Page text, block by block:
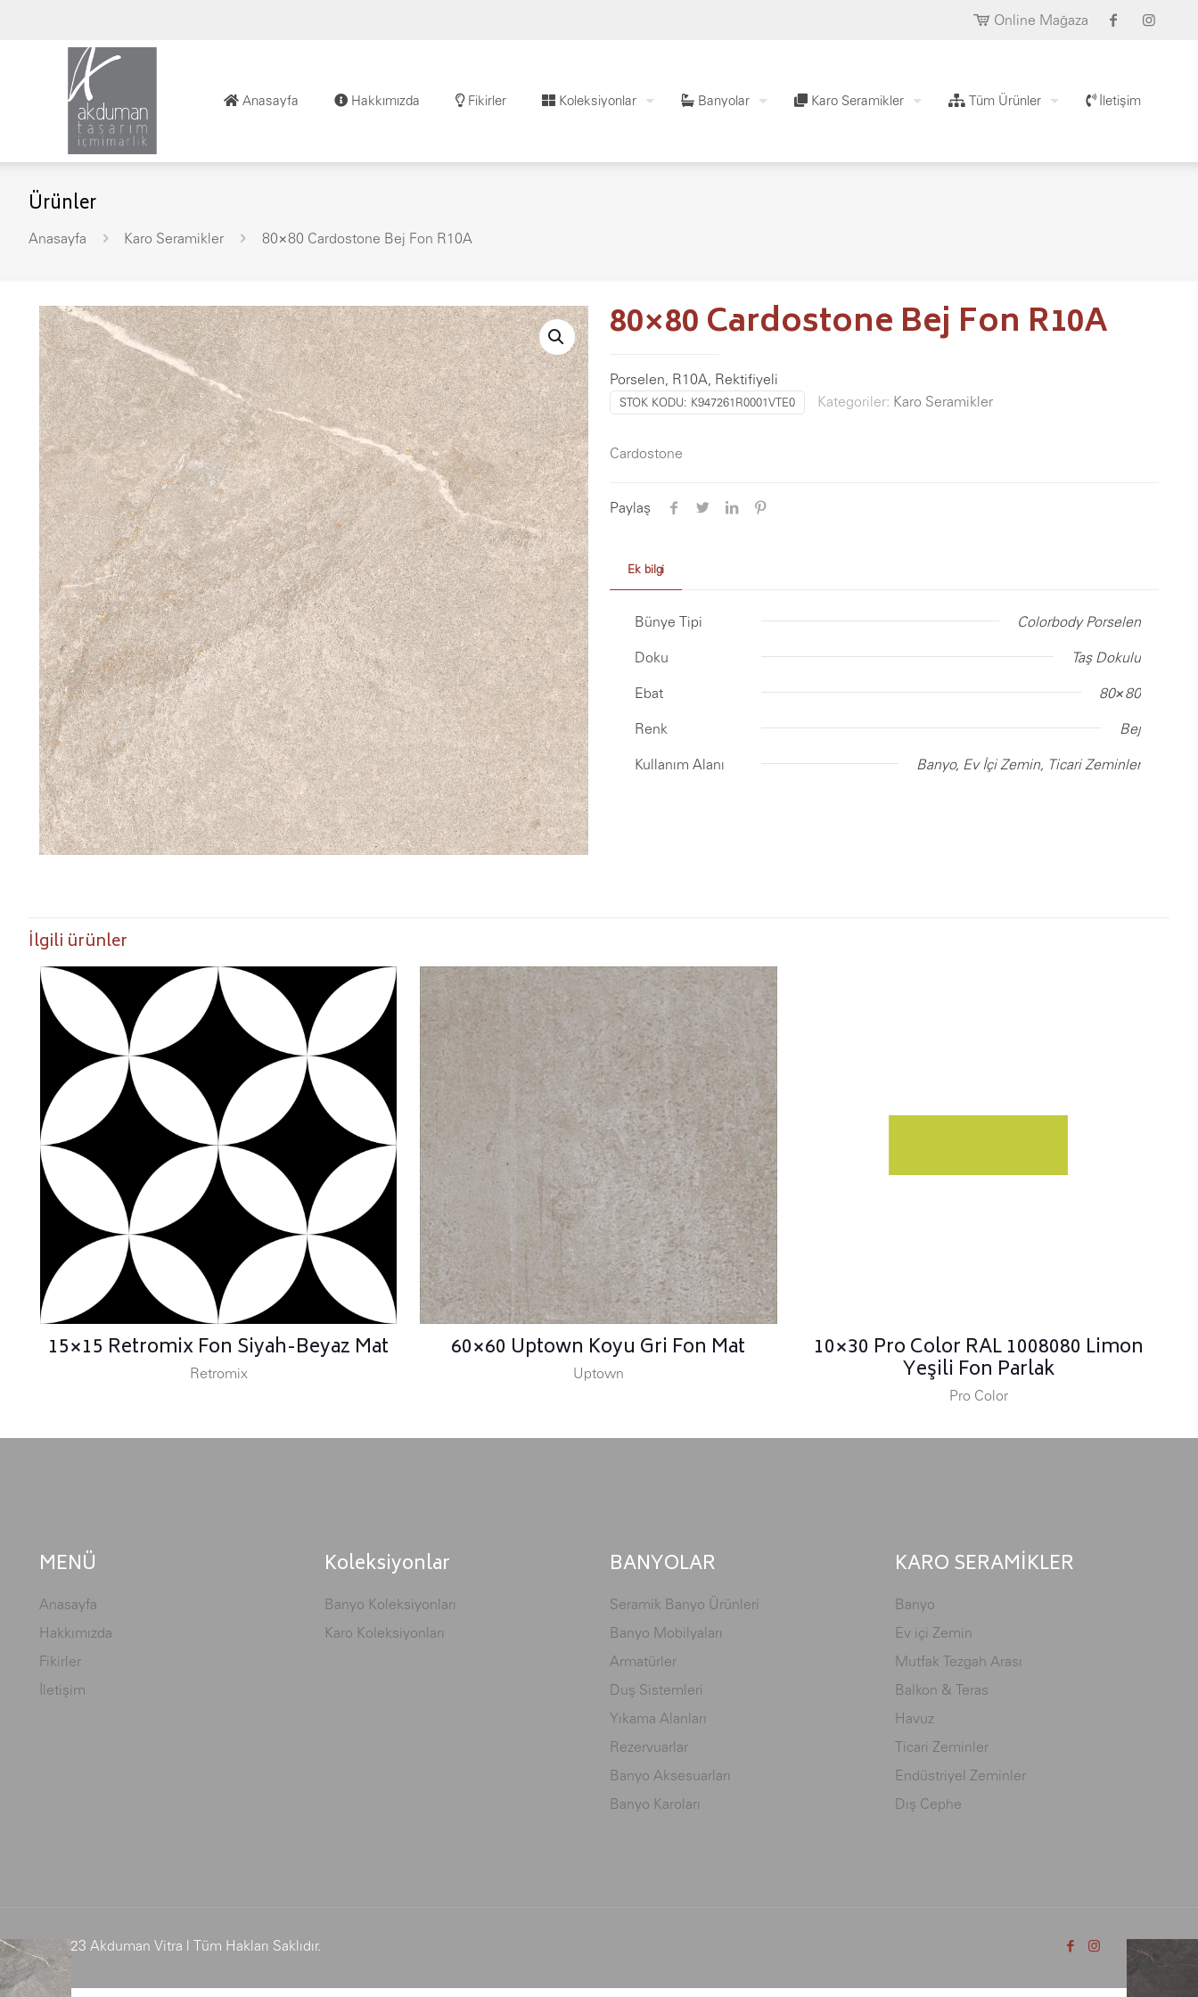
Online Mağaza
Anasayfa Hakkımızda Fikirler Koleksiyonlar Banyolar Karo Seramikler Tüm Ürünler İletişim
Ürünler
Anasayfa Karo Seramikler 80×80 Cardostone Bej Fon R10A
80×80 Cardostone Bej Fon R10A
Porselen, R10A, Rektifiyeli
STOK KODU: K947261R0001VTE0 Kategoriler: Karo Seramikler
Cardostone
Paylaş
Ek bilgi
Bünye Tipi Colorbody Porselen
Doku Taş Dokulu
Ebat 80×80
Renk Bej
Kullanım Alanı Banyo, Ev İçi Zemin, Ticari Zeminler
İlgili ürünler
15×15 Retromix Fon Siyah-Beyaz Mat
Retromix
60×60 Uptown Koyu Gri Fon Mat
Uptown
10×30 Pro Color RAL 1008080 Limon
Yeşili Fon Parlak
Pro Color
MENÜ
Anasayfa
Hakkımızda
Fikirler
İletişim
Koleksiyonlar
Banyo Koleksiyonları
Karo Koleksiyonları
BANYOLAR
Seramik Banyo Ürünleri
Banyo Mobilyaları
Armatürler
Duş Sistemleri
Yıkama Alanları
Rezervuarlar
Banyo Aksesuarları
Banyo Karoları
KARO SERAMİKLER
Banyo
Ev içi Zemin
Mutfak Tezgah Arası
Balkon & Teras
Havuz
Ticari Zeminler
Endüstriyel Zeminler
Dış Cephe
© 2023 Akduman Vitra | Tüm Hakları Saklıdır.